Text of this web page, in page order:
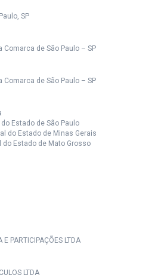
SP
Comarca de São Paulo – SP
Comarca de São Paulo – SP
Estado de São Paulo
do Estado de Minas Gerais
do Estado de Mato Grosso
PARTICIPAÇÕES LTDA
LTDA